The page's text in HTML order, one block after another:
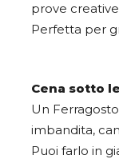
prove
Perfetta per
Cena sotto
Un
imbandita,
Puoi farlo in